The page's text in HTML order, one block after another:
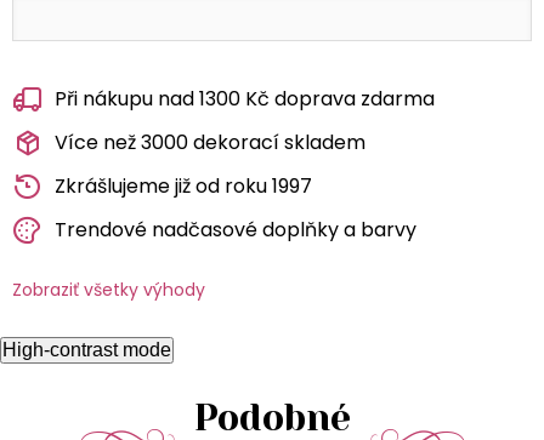
Při nákupu nad 1300 Kč doprava zdarma
Více než 3000 dekorací skladem
Zkrášlujeme již od roku 1997
Trendové nadčasové doplňky a barvy
Zobraziť všetky výhody
High-contrast mode
Podobné